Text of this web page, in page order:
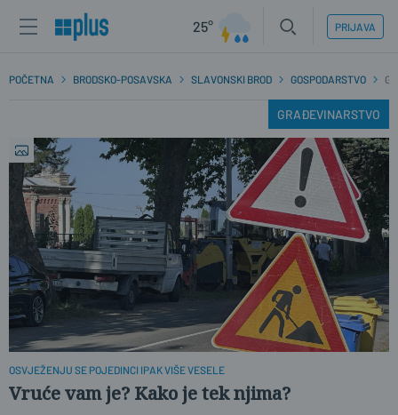
25° PRIJAVA
POČETNA BRODSKO-POSAVSKA SLAVONSKI BROD GOSPODARSTVO
GRAĐEVINARSTVO
OSVJEŽENJU SE POJEDINCI IPAK VIŠE VESELE
Vruće vam je? Kako je tek njima?